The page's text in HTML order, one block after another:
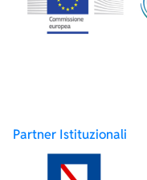
Partner Istituzionali